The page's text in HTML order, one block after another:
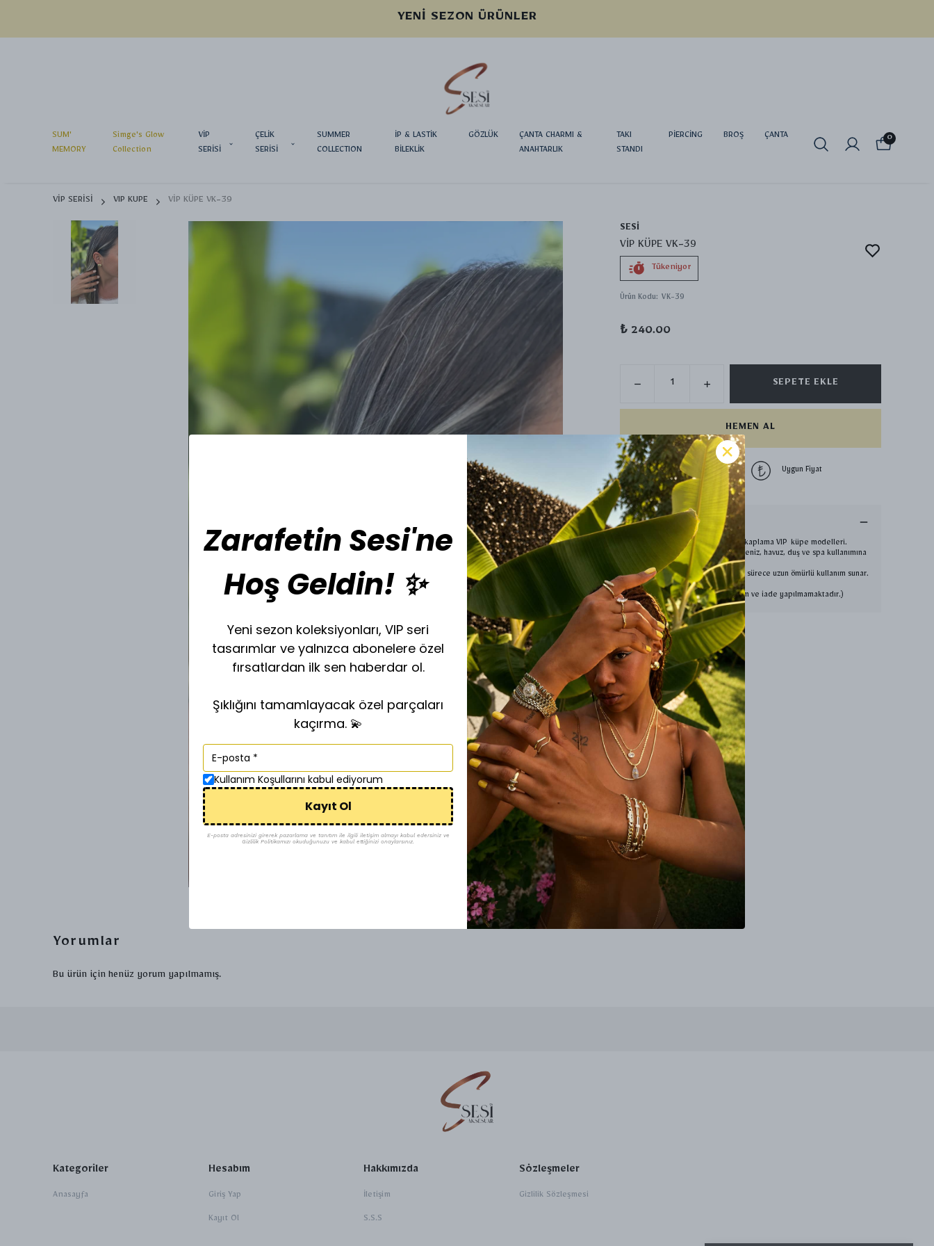
YENI SEZON ÜRÜNLER
SUM'
MEMORY
Simge's Glow
Collection
VİP
SERİSİ
ÇELİK
SERİSİ
SUMMER
COLLECTION
İP & LASTİK
BİLEKLİK
GÖZLÜK
ÇANTA CHARMI &
ANAHTARLIK
TAKI
STANDI
PİERCİNG BROŞ ÇANTA 0
VİP SERİSİ VIP KUPE VİP KÜPE VK-39
SESİ
VİP KÜPE VK-39
Tükeniyor
Ürün Kodu: VK-39
₺ 240.00
SEPETE EKLE
HEMEN AL
1500 TL üzeri
ücretsiz kargo
Uygun Fiyat
Ürün Açıklaması
Free nikel üzeri rodyum kaplama VIP küpe modelleri.
Antialerjik yapıda olup deniz, havuz, duş ve spa kullanımına
uygundur.
Kimyasal temas olmadığı sürece uzun ömürlü kullanım sunar.
Hızlı ve güvenli kargo. ✨
(Hijyen açısından değişim ve iade yapılmamaktadır.)
Yorumlar
Bu ürün için henüz yorum yapılmamış.
Kategoriler
Anasayfa
Hesabım
Giriş Yap
Kayıt Ol
Hakkımızda
İletişim
S.S.S
Sözleşmeler
Gizlilik Sözleşmesi
Zarafetin Sesi'ne
Hoş Geldin! ✨
Yeni sezon koleksiyonları, VIP seri
tasarımlar ve yalnızca abonelere özel
fırsatlardan ilk sen haberdar ol.
Şıklığını tamamlayacak özel parçaları
kaçırma. 💫
Kullanım Koşullarını kabul ediyorum
Kayıt Ol
E-posta adresinizi girerek pazarlama ve tanıtım ile ilgili iletişim almayı kabul edersiniz ve
Gizlilik Politikamızı okuduğunuzu ve kabul ettiğinizi onaylarsınız.